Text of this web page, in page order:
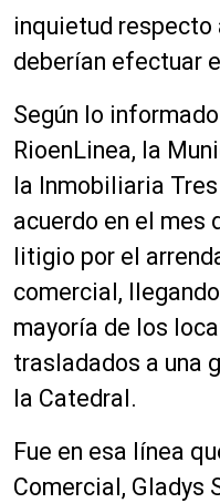
inquietud respecto
deberían efectuar
Según lo
RioenLinea, la
la Inmobiliaria
acuerdo en el mes
litigio por el
comercial,
mayoría de los
trasladados a una
la Catedral.
Fue en esa línea
Comercial, Gladys